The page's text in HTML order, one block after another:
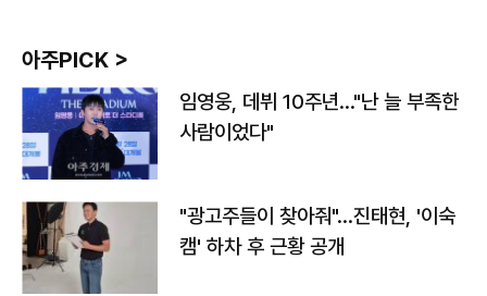
아주PICK >
임영웅, 데뷔 10주년…"난 늘 부족한
사람이었다"
"광고주들이 찾아줘"…진태현, '이숙
캠' 하차 후 근황 공개